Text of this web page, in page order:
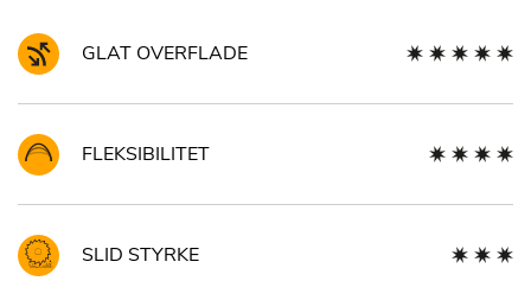
GLAT OVERFLADE
FLEKSIBILITET
SLID STYRKE